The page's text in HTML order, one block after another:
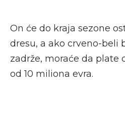
On će do kraja sezone
dresu, a ako crveno-beli
zadrže, moraće da plate
od 10 miliona evra.